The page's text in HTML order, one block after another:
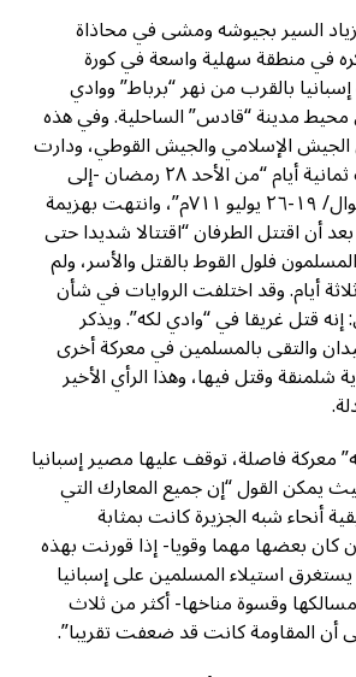
السير بجيوشه ومشى في محاذاة
في منطقة سهلية واسعة في كورة
بالقرب من نهر “برباط” ووادي
مدينة “قادس” الساحلية. وفي هذه
الجيش الإسلامي والجيش القوطي، ودارت
معركة هائلة استمرت ثمانية أيام “من الأحد ٢٨ رمضان -إلى
الأحد الخامس من شوال/ ١٩-٢٦ يوليو ٧١١م”، وانتهت بهزيمة
أن اقتتل الطرفان “اقتتالا شديدا حتى
المسلمون فلول القوط بالقتل والأسر، ولم
أيام. وقد اختلفت الروايات في شأن
قتل غريقا في “وادي لكه”. ويذكر
والتقى بالمسلمين في معركة أخرى
شلمنقة وقتل فيها، وهذا الرأي الأخير
معركة فاصلة، توقف عليها مصير إسبانيا
يمكن القول “إن جميع المعارك التي
أنحاء شبه الجزيرة كانت بمثابة
بعضها مهما وقويا- إذا قورنت بهذه
يستغرق استيلاء المسلمين على إسبانيا
وقسوة مناخها- أكثر من ثلاث
أن المقاومة كانت قد ضعفت تقريبا”.